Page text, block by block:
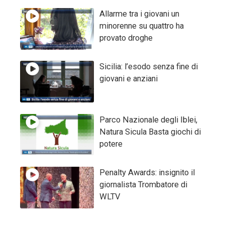
Allarme tra i giovani un
minorenne su quattro ha
provato droghe
Sicilia: l’esodo senza fine di
giovani e anziani
Parco Nazionale degli Iblei,
Natura Sicula Basta giochi di
potere
Penalty Awards: insignito il
giornalista Trombatore di
WLTV